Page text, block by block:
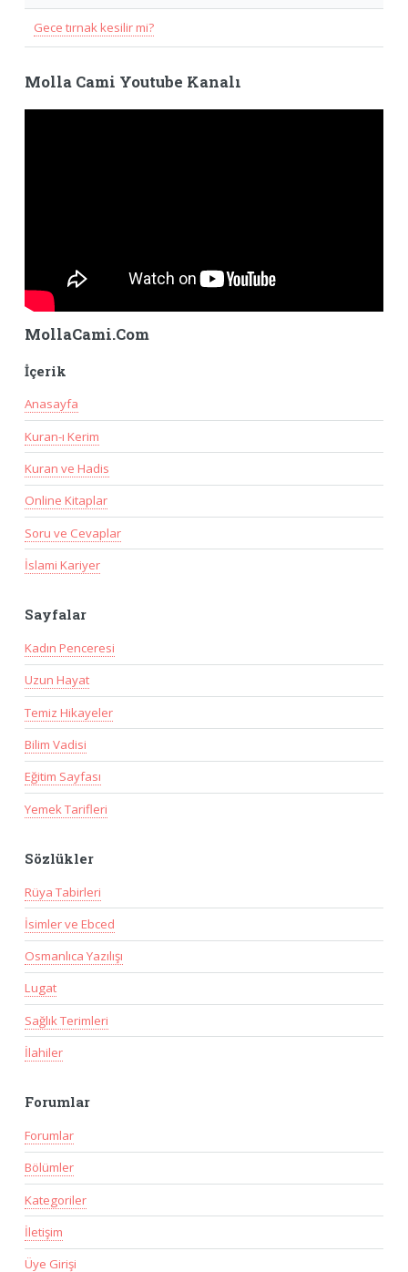
Gece tırnak kesilir mi?
Molla Cami Youtube Kanalı
MollaCami.Com
İçerik
Anasayfa
Kuran-ı Kerim
Kuran ve Hadis
Online Kitaplar
Soru ve Cevaplar
İslami Kariyer
Sayfalar
Kadın Penceresi
Uzun Hayat
Temiz Hikayeler
Bilim Vadisi
Eğitim Sayfası
Yemek Tarifleri
Sözlükler
Rüya Tabirleri
İsimler ve Ebced
Osmanlıca Yazılışı
Lugat
Sağlık Terimleri
İlahiler
Forumlar
Forumlar
Bölümler
Kategoriler
İletişim
Üye Girişi